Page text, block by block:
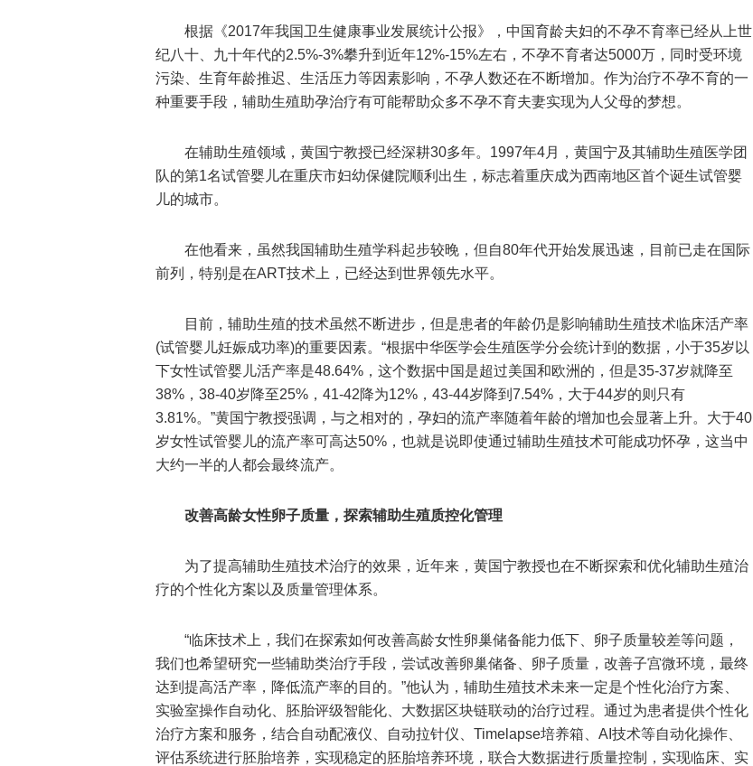
根据《2017年我国卫生健康事业发展统计公报》，中国育龄夫妇的不孕不育率已经从上世
纪八十、九十年代的2.5%-3%攀升到近年12%-15%左右，不孕不育者达5000万，同时受环境
污染、生育年龄推迟、生活压力等因素影响，不孕人数还在不断增加。作为治疗不孕不育的一
种重要手段，辅助生殖助孕治疗有可能帮助众多不孕不育夫妻实现为人父母的梦想。
在辅助生殖领域，黄国宁教授已经深耕30多年。1997年4月，黄国宁及其辅助生殖医学团
队的第1名试管婴儿在重庆市妇幼保健院顺利出生，标志着重庆成为西南地区首个诞生试管婴
儿的城市。
在他看来，虽然我国辅助生殖学科起步较晚，但自80年代开始发展迅速，目前已走在国际
前列，特别是在ART技术上，已经达到世界领先水平。
目前，辅助生殖的技术虽然不断进步，但是患者的年龄仍是影响辅助生殖技术临床活产率
(试管婴儿妊娠成功率)的重要因素。“根据中华医学会生殖医学分会统计到的数据，小于35岁以
下女性试管婴儿活产率是48.64%，这个数据中国是超过美国和欧洲的，但是35-37岁就降至
38%，38-40岁降至25%，41-42降为12%，43-44岁降到7.54%，大于44岁的则只有
3.81%。”黄国宁教授强调，与之相对的，孕妇的流产率随着年龄的增加也会显著上升。大于40
岁女性试管婴儿的流产率可高达50%，也就是说即使通过辅助生殖技术可能成功怀孕，这当中
大约一半的人都会最终流产。
改善高龄女性卵子质量，探索辅助生殖质控化管理
为了提高辅助生殖技术治疗的效果，近年来，黄国宁教授也在不断探索和优化辅助生殖治
疗的个性化方案以及质量管理体系。
“临床技术上，我们在探索如何改善高龄女性卵巢储备能力低下、卵子质量较差等问题，
我们也希望研究一些辅助类治疗手段，尝试改善卵巢储备、卵子质量，改善子宫微环境，最终
达到提高活产率，降低流产率的目的。”他认为，辅助生殖技术未来一定是个性化治疗方案、
实验室操作自动化、胚胎评级智能化、大数据区块链联动的治疗过程。通过为患者提供个性化
治疗方案和服务，结合自动配液仪、自动拉针仪、Timelapse培养箱、AI技术等自动化操作、
评估系统进行胚胎培养，实现稳定的胚胎培养环境，联合大数据进行质量控制，实现临床、实